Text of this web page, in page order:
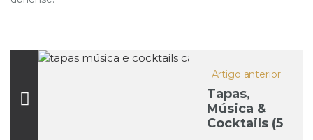
Artigo anterior
Tapas,
Música &
Cocktails (5